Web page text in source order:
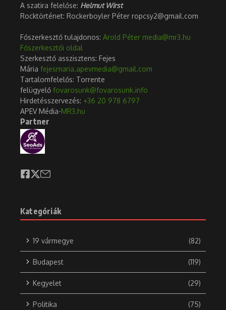
A szatira felelőse: Helmut Wirst
Rocktörténet: Rockerboyler Péter ropcsy2@gmail.com
Főszerkesztő tulajdonos: Arold Péter media@mr3.hu
Főszerkesztői oldal
Szerkesztő asszisztens: Fejes
Mária fejesmaria.apevmedia@gmail.com
Tartalomfelelős: Torrente
felügyelő fovarosunk@fovarosunk.info
Hirdetésszervezés: +36 20 978 6797
APEV Média-MR3.hu
Partner
Kategóriák
19 vármegye (82)
Budapest (119)
Kegyelet (29)
Politika (75)